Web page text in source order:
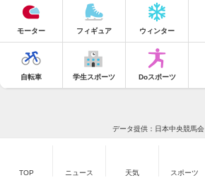
モーター フィギュア ウィンター
自転車 学生スポーツ Doスポーツ
データ提供：日本中央競馬会
TOP ニュース 天気 スポーツ